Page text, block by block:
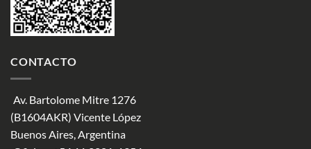
CONTACTO
Av. Bartolome Mitre 1276
(B1604AKR) Vicente López
Buenos Aires, Argentina